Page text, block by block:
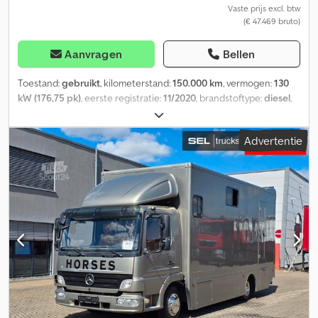
exportkenteken Transport van voertuigen Registratie van
voertuigen Bergings- en voertuigtransport ----UW VTS-TEAM
Vaste prijs excl. btw
(€ 47.469 bruto)
Aanvragen Bellen
Toestand:gebruikt, kilometerstand:150.000 km, vermogen:130
kW (176,75 pk), eerste registratie:11/2020, brandstoftype:diesel,
, soort overbrenging:
emissieklasse:Euro 6, laadruimte lengte:4.450 mm,
laadruimtebreedte:2.250 mm, laadruimtehoogte:2.050 mm,
Uitrusting:
ABS, centrale vergrendeling, laadklep, Wij zijn erg blij
dat ons aanbod uw interesse heeft gewekt en verzekeren u nu al
dat u bij ons een goede en betaalbare auto kunt kopen met een
overzichtelijke onderhoudshistorie! MB ATEGO 818
BESTELWAGEN Achteras met luchtvering Motorrem Laadklep
BÄR / 1600 mm, bladvvering Ladingzekeringsysteem Verwijderbare
bevestiging in de lengterichting, 3 voudig Achteruitrijcamera
Banden 215 / 75 / 17,5, als nieuw DUITS VOERTUIG REGISTRATIE /
DOUANEDIENSTEN Wij regelen uw registratie en de
uitvoerdocumenten / EUR 1 en fabrikantenverklaring voor de
export. FINANCIERING Op aanvraag maken wij u graag een LEASE-
Advertentie